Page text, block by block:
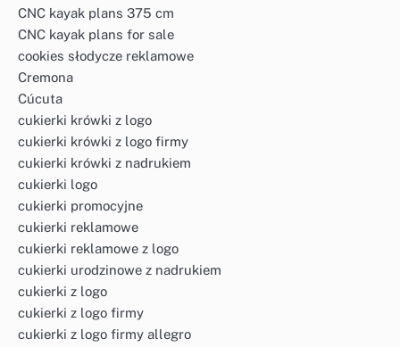
CNC kayak plans 375 cm
CNC kayak plans for sale
cookies słodycze reklamowe
Cremona
Cúcuta
cukierki krówki z logo
cukierki krówki z logo firmy
cukierki krówki z nadrukiem
cukierki logo
cukierki promocyjne
cukierki reklamowe
cukierki reklamowe z logo
cukierki urodzinowe z nadrukiem
cukierki z logo
cukierki z logo firmy
cukierki z logo firmy allegro